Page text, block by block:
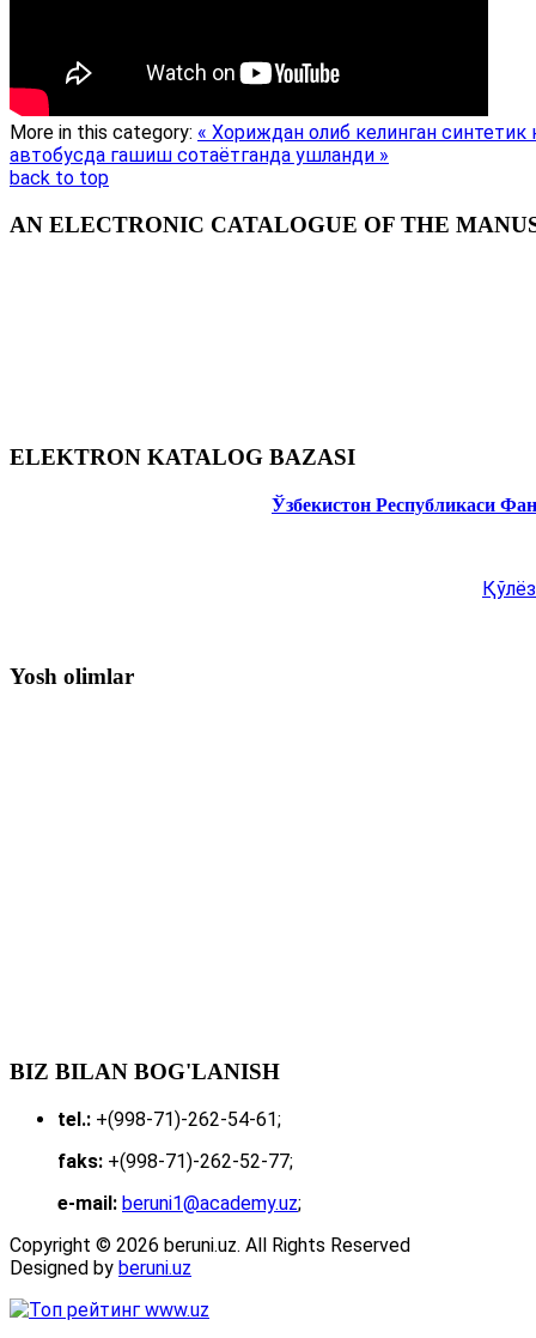
More in this category: « Хориждан олиб келинган синтетик
автобусда гашиш сотаётганда ушланди »
back to top
AN ELECTRONIC CATALOGUE OF THE
ELEKTRON KATALOG BAZASI
Ўзбекистон Республикаси
Yosh olimlar
BIZ BILAN BOG'LANISH
tel.: +(998-71)-262-54-61;
faks: +(998-71)-262-52-77;
e-mail: beruni1@academy.uz;
Copyright © 2026 beruni.uz. All Rights Reserved
Designed by beruni.uz